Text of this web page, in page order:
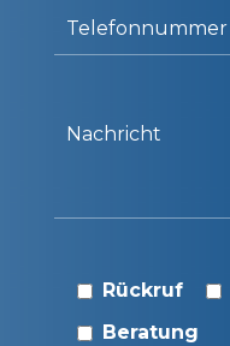
Rückruf
Beratung